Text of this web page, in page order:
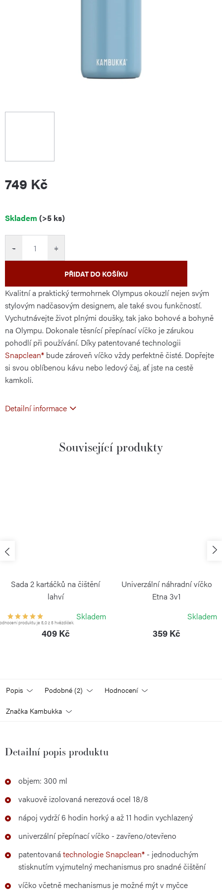
749 Kč
Měrná
Skladem (>5 ks)
+
−
PŘIDAT DO KOŠÍKU
Kvalitní a praktický termohrnek Olympus okouzlí nejen svým
stylovým nadčasovým designem, ale také svou funkčností.
Vychutnávejte život plnými doušky, tak jako bohové a bohyně
na Olympu. Dokonale těsnící přepínací víčko je zárukou
pohodlí při používání. Díky patentované technologii
Snapclean® bude zároveň víčko vždy perfektně čisté. Dopřejte
si svou oblíbenou kávu nebo ledový čaj, ať jste na cestě
kamkoli.
Detailní informace
Související produkty
Sada 2 kartáčků na čištění
lahví
produktu je 5,0 z 5 hvězdiček.
Skladem
409 Kč
Univerzální náhradní víčko
Etna 3v1
Skladem
359 Kč
Popis Podobné (2) Hodnocení
Značka Kambukka
Detailní popis produktu
objem: 300 ml
vakuově izolovaná nerezová ocel 18/8
nápoj vydrží 6 hodin horký a až 11 hodin vychlazený
univerzální přepínací víčko - zavřeno/otevřeno
patentovaná technologie Snapclean® - jednoduchým
stisknutím vyjmutelný mechanismus pro snadné čištění
víčko včetně mechanismus je možné mýt v myčce